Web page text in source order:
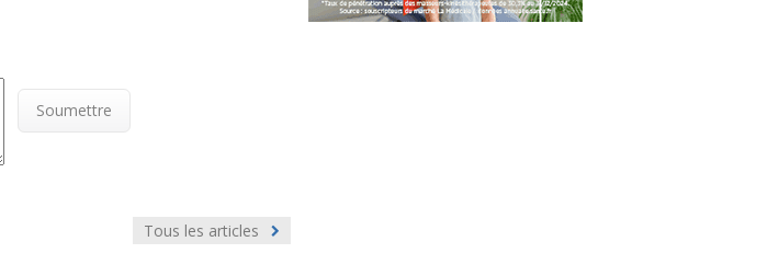
Soumettre
Tous les articles